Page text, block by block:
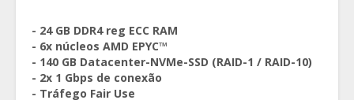
- 24 GB DDR4 reg ECC RAM
- 6x núcleos AMD EPYC™
- 140 GB Datacenter-NVMe-SSD (RAID-1 / RAID-10)
- 2x 1 Gbps de conexão
- Tráfego Fair Use